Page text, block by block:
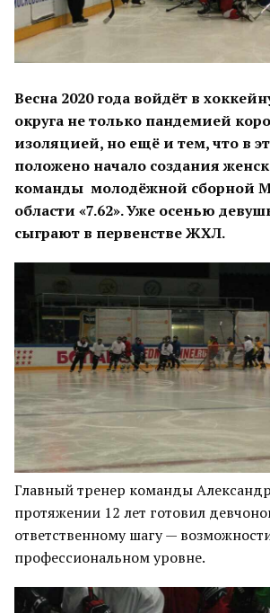
Весна 2020 года войдёт в
округа не только пандемией
изоляцией, но ещё и тем, что в
положено начало создания
команды молодёжной сборной
области «7.62». Уже осенью
сыграют в первенстве ЖХЛ.
Главный тренер команды
протяжении 12 лет готовил
ответственному шагу —
профессиональном уровне.